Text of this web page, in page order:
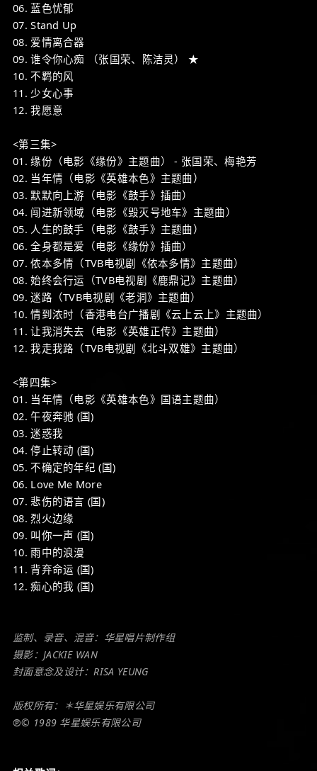
06. 蓝色忧郁
07. Stand Up
08. 爱情离合器
09. 谁令你心痴 （张国荣、陈洁灵） ★
10. 不羁的风
11. 少女心事
12. 我愿意
<第三集>
01. 缘份（电影《缘份》主题曲） - 张国荣、梅艳芳
02. 当年情（电影《英雄本色》主题曲）
03. 默默向上游（电影《鼓手》插曲）
04. 闯进新领域（电影《毁灭号地车》主题曲）
05. 人生的鼓手（电影《鼓手》主题曲）
06. 全身都是爱（电影《缘份》插曲）
07. 侬本多情（TVB电视剧《侬本多情》主题曲）
08. 始终会行运（TVB电视剧《鹿鼎记》主题曲）
09. 迷路（TVB电视剧《老洞》主题曲）
10. 情到浓时（香港电台广播剧《云上云上》主题曲）
11. 让我消失去（电影《英雄正传》主题曲）
12. 我走我路（TVB电视剧《北斗双雄》主题曲）
<第四集>
01. 当年情（电影《英雄本色》国语主题曲）
02. 午夜奔驰 (国)
03. 迷惑我
04. 停止转动 (国)
05. 不确定的年纪 (国)
06. Love Me More
07. 悲伤的语言 (国)
08. 烈火边缘
09. 叫你一声 (国)
10. 雨中的浪漫
11. 背弃命运 (国)
12. 痴心的我 (国)
监制、录音、混音：华星唱片制作组
摄影：JACKIE WAN
封面意念及设计：RISA YEUNG
版权所有：＊华星娱乐有限公司
℗© 1989 华星娱乐有限公司